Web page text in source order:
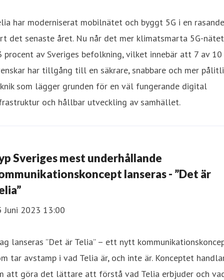
har moderniserat mobilnätet och byggt 5G i en rasande
det senaste året. Nu når det mer klimatsmarta 5G-nätet
procent av Sveriges befolkning, vilket innebär att 7 av 10
har tillgång till en säkrare, snabbare och mer
som lägger grunden för en väl fungerande digital
och hållbar utveckling av samhället.
Sveriges mest underhållande
lanseras - ”Det är
Juni 2023 13:00
lanseras ”Det är Telia” – ett nytt
tar avstamp i vad Telia är, och inte är. Konceptet
att göra det lättare att förstå vad Telia erbjuder och